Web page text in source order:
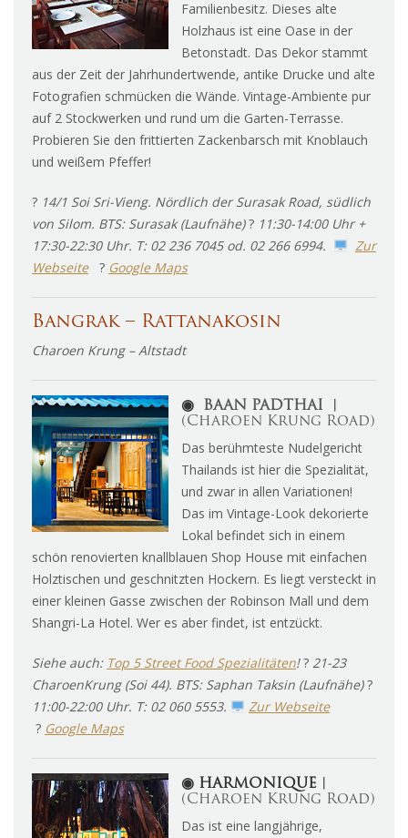
Familienbesitz. Dieses alte
Holzhaus ist eine Oase in der
Betonstadt. Das Dekor stammt
aus der Zeit der Jahrhundertwende, antike Drucke und alte
Fotografien schmücken die Wände. Vintage-Ambiente pur
auf 2 Stockwerken und rund um die Garten-Terrasse.
Probieren Sie den frittierten Zackenbarsch mit Knoblauch
und weißem Pfeffer!
? 14/1 Soi Sri-Vieng. Nördlich der Surasak Road, südlich
von Silom. BTS: Surasak (Laufnähe)? 11:30-14:00 Uhr +
17:30-22:30 Uhr. T: 02 236 7045 od. 02 266 6994.
Zur
Webseite
? Google Maps
Bangrak – Rattanakosin
Charoen Krung – Altstadt
◉
BAAN PADTHAI ︱
(Charoen Krung Road)
Das berühmteste Nudelgericht
Thailands ist hier die Spezialität,
und zwar in allen Variationen!
Das im Vintage-Look dekorierte
Lokal befindet sich in einem
schön renovierten knallblauen Shop House mit einfachen
Holztischen und geschnitzten Hockern. Es liegt versteckt in
einer kleinen Gasse zwischen der Robinson Mall und dem
Shangri-La Hotel. Wer es aber findet, ist entzückt.
Siehe auch: Top 5 Street Food Spezialitäten!? 21-23
CharoenKrung (Soi 44). BTS: Saphan Taksin (Laufnähe)?
11:00-22:00 Uhr. T: 02 060 5553.
Zur Webseite
? Google Maps
◉ HARMONIQUE
(Charoen Krung Road)
Das ist eine langjährige,